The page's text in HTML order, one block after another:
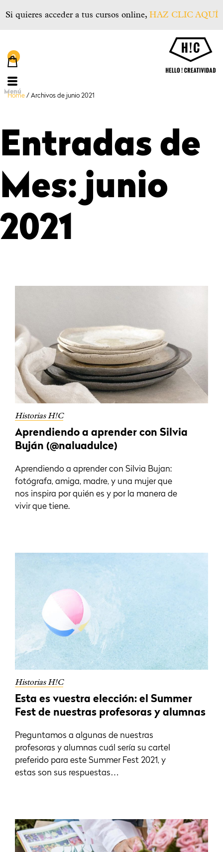
Si quieres acceder a tus cursos online, HAZ CLIC AQUÍ
Menú
Home / Archivos de junio 2021
Entradas de
Mes:junio
2021
Historias H!C
Aprendiendo a aprender con Silvia
Buján (@naluadulce)
Aprendiendo a aprender con Silvia Bujan:
fotógrafa, amiga, madre, y una mujer que
nos inspira por quién es y por la manera de
vivir que tiene.
Historias H!C
Esta es vuestra elección: el Summer
Fest de nuestras profesoras y alumnas
Preguntamos a algunas de nuestras
profesoras y alumnas cuál sería su cartel
preferido para este Summer Fest 2021, y
estas son sus respuestas…